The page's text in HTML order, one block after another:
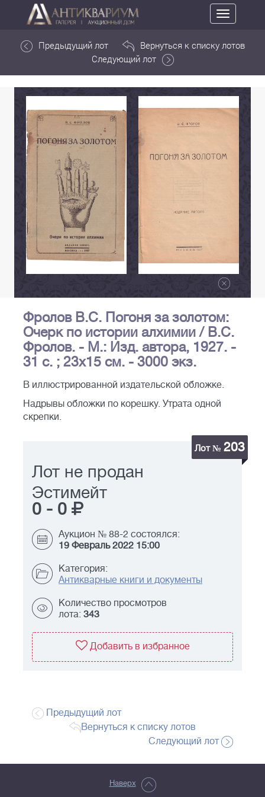
Toggle
navigation
Предыдущий лот
Вернуться к списку лотов
Следующий лот
Фролов В.С. Погоня за золотом:
Очерк по истории алхимии / В.С.
Фролов. - М.: Изд. автора, 1927. -
31 с. ; 23х15 см. - 3000 экз.
В иллюстрированной издательской обложке.
Надрывы обложки по корешку. Утрата одной
скрепки.
Лот № 203
Лот не продан
Эстимейт
0 - 0
Аукцион № 88-2 состоялся:
19 Февраль 2022 15:00
Категория:
Антикварные книги и документы
Количество просмотров
лота: 343
Добавить в избранное
Предыдущий лот
Вернуться к списку лотов
Следующий лот
Наверх